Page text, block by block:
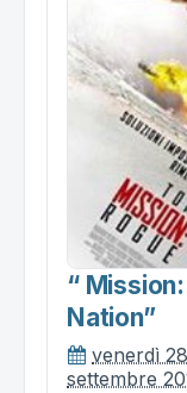
“
Nation”
venerdì
settembre